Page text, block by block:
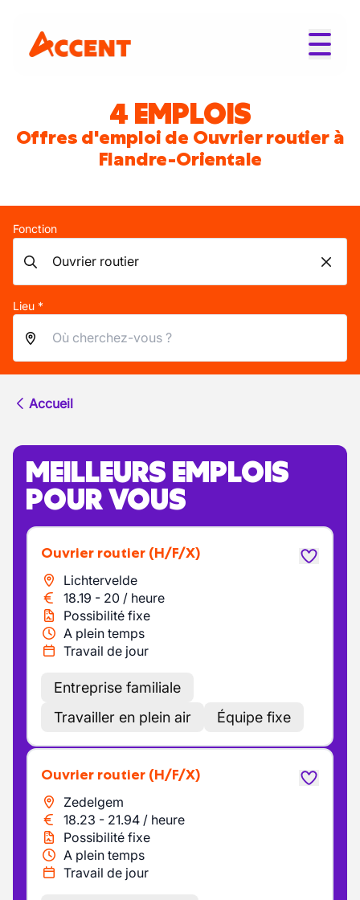
4 EMPLOIS
Offres d'emploi de Ouvrier routier à
Flandre-Orientale
Fonction
Lieu *
Accueil
MEILLEURS EMPLOIS
POUR VOUS
Ouvrier routier (H/F/X)
Lichtervelde
18.19 - 20 / heure
Possibilité fixe
A plein temps
Travail de jour
Entreprise familiale
Travailler en plein air
Équipe fixe
Ouvrier routier (H/F/X)
Zedelgem
18.23 - 21.94 / heure
Possibilité fixe
A plein temps
Travail de jour